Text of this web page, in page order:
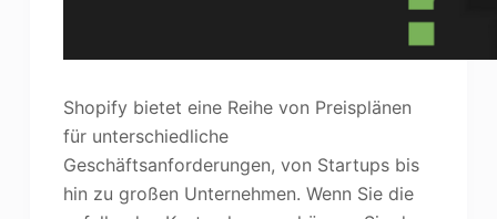
Shopify bietet eine Reihe von Preisplänen
für unterschiedliche
Geschäftsanforderungen, von Startups bis
hin zu großen Unternehmen. Wenn Sie die